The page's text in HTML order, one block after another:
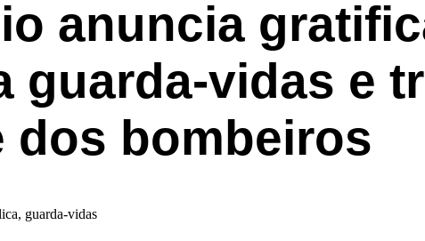
anuncia
guarda-vidas e
dos bombeiros